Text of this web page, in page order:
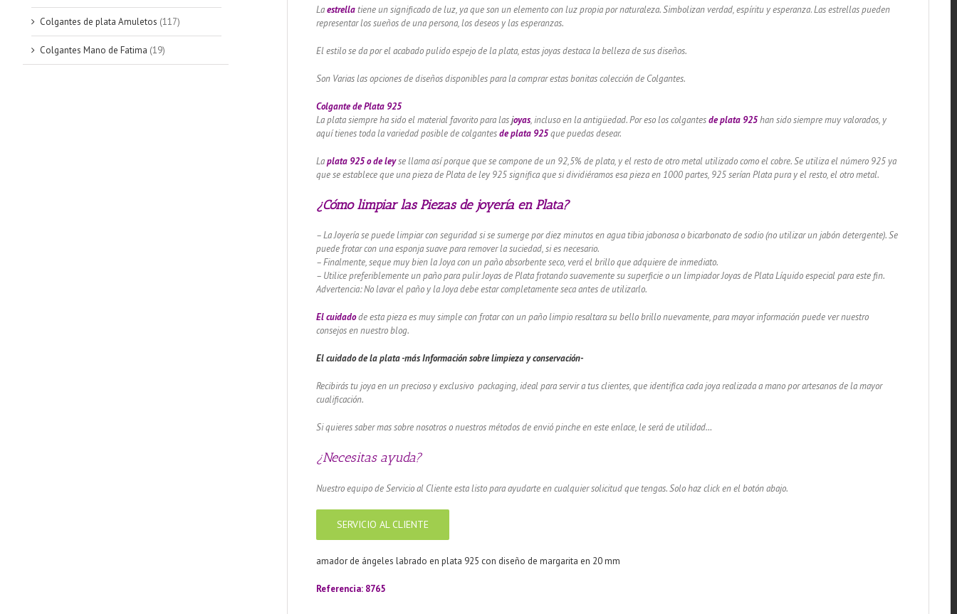
Laestrellatiene un significado de luz, ya que son un elemento con luz propia por naturaleza. Simbolizan verdad, espíritu y esperanza.Las estrellas pueden
representar los sueños de una persona, los deseos y las esperanzas.
El estilo se da por el acabado pulido espejo de la plata, estas joyas destaca la belleza de sus diseños.
Son Varias las opciones de diseños disponibles para la comprar estas bonitas colección de Colgantes.
Colgante de Plata 925
La plata siempre ha sido el material favorito para lasjoyas, incluso en la antigüedad. Por eso los colgantesde plata 925han sido siempre muy valorados, y
aquí tienes toda la variedad posible de colgantesde plata 925que puedas desear.
Laplata 925 o de leyse llama así porque que se compone de un 92,5% de plata, y el resto de otro metal utilizado como el cobre. Se utiliza el número 925 ya
que se establece que una pieza de Plata de ley 925 significa que si dividiéramos esa pieza en 1000 partes, 925 serían Plata pura y el resto, el otro metal.
¿Cómo limpiar las Piezas de joyería en Plata?
– La Joyería se puede limpiar con seguridad si se sumerge por diez minutos en agua tibia jabonosa o bicarbonato de sodio (no utilizar un jabón detergente). Se
puede frotar con una esponja suave para remover la suciedad, si es necesario.
– Finalmente, seque muy bien la Joya con un paño absorbente seco, verá el brillo que adquiere de inmediato.
– Utilice preferiblemente un paño para pulir Joyas de Plata frotando suavemente su superficie o un limpiador Joyas de Plata Líquido especial para este fin.
Advertencia: No lavar el paño y la Joya debe estar completamente seca antes de utilizarlo.
El cuidadode esta pieza es muy simple con frotar con un paño limpio resaltara su bello brillo nuevamente, para mayor información puede ver nuestro
consejos en nuestro blog.
El cuidado dela plata -más Información sobre limpieza y conservación-
Recibirás tu joya en un precioso y exclusivo packaging, ideal para servir a tus clientes, que identifica cada joya realizada a mano por artesanos de la mayor
cualificación.
Si quieres saber mas sobre nosotros o nuestros métodos de envió pinche en este enlace, le será de utilidad…
¿Necesitas ayuda?
Nuestro equipo de Servicio al Cliente esta listo para ayudarte en cualquier solicitud que tengas. Solo haz click en el botón abajo.
SERVICIO AL CLIENTE
amador de ángeles labrado en plata 925 con diseño de margarita en 20 mm
Referencia: 8765
Colgantes de plata Amuletos (117)
Colgantes Mano de Fatima (19)